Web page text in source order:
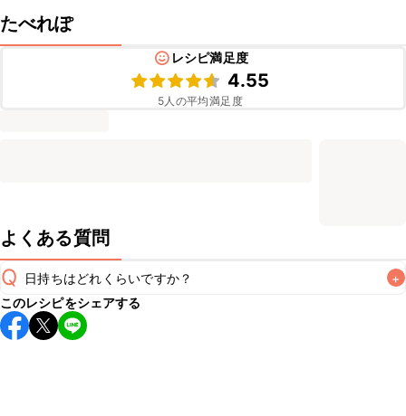
たべれぽ
レシピ満足度
4.55
5人の平均満足度
よくある質問
Q 日持ちはどれくらいですか？ +
保存期間は冷蔵で2~3日が目安です。なるべくお早めにお召
し上がりください。
このレシピをシェアする